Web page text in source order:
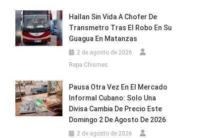
Hallan Sin Vida A Chofer De
Transmetro Tras El Robo En Su
Guagua En Matanzas
2 de agosto de 2026
Repa Chismes
Pausa Otra Vez En El Mercado
Informal Cubano: Solo Una
Divisa Cambia De Precio Este
Domingo 2 De Agosto De 2026
2 de agosto de 2026